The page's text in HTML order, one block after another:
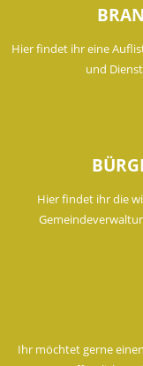
Hier findet ihr eine
und
Hier findet ihr die
Ihr möchtet gerne